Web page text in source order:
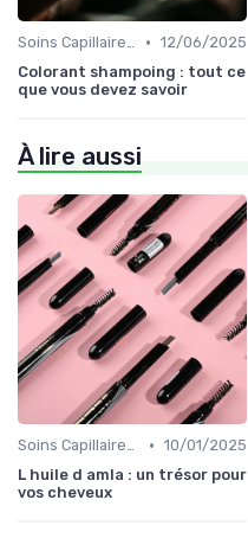
Soins Capillaires Bio • 12/06/2025
Colorant shampoing : tout ce
que vous devez savoir
À lire aussi
Soins Capillaires Bio • 10/01/2025
L huile d amla : un trésor pour
vos cheveux